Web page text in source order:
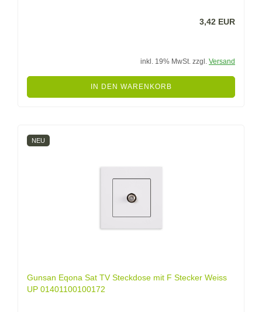
3,42 EUR
inkl. 19% MwSt. zzgl. Versand
IN DEN WARENKORB
NEU
Gunsan Eqona Sat TV Steckdose mit F Stecker Weiss
UP 01401100100172